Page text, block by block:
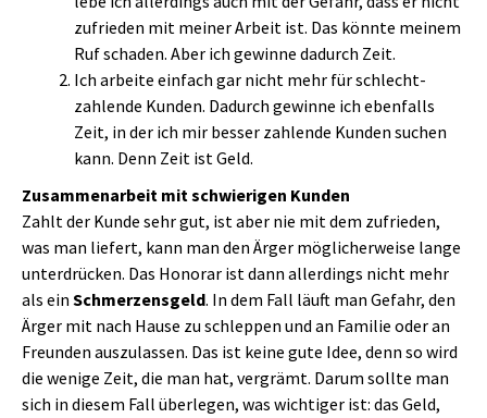
zufrieden mit meiner Arbeit ist. Das könnte meinem
Ruf schaden. Aber ich gewinne dadurch Zeit.
Ich arbeite einfach gar nicht mehr für schlecht-
zahlende Kunden. Dadurch gewinne ich ebenfalls
Zeit, in der ich mir besser zahlende Kunden suchen
kann. Denn Zeit ist Geld.
Zusammenarbeit mit schwierigen Kunden
Zahlt der Kunde sehr gut, ist aber nie mit dem zufrieden,
was man liefert, kann man den Ärger möglicherweise lange
unterdrücken. Das Honorar ist dann allerdings nicht mehr
als ein Schmerzensgeld. In dem Fall läuft man Gefahr, den
Ärger mit nach Hause zu schleppen und an Familie oder an
Freunden auszulassen. Das ist keine gute Idee, denn so wird
die wenige Zeit, die man hat, vergrämt. Darum sollte man
sich in diesem Fall überlegen, was wichtiger ist: das Geld,